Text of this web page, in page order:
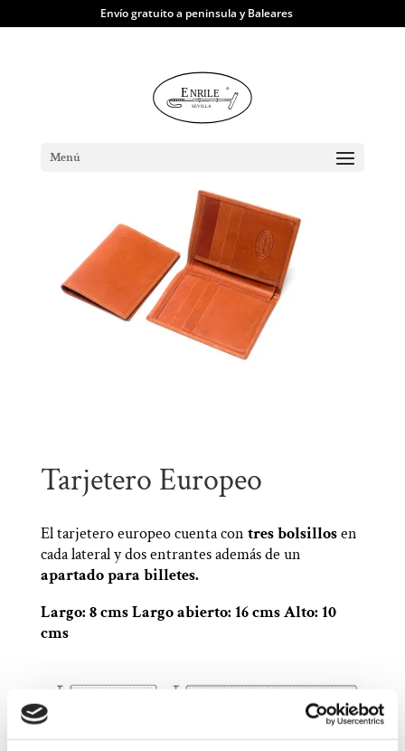
Envío gratuito a peninsula y Baleares
Menú
Tarjetero Europeo
El tarjetero europeo cuenta con tres bolsillosen
cada lateral y dos entrantes además de un
apartado para billetes.
Largo: 8 cms Largo abierto: 16 cms Alto: 10
cms